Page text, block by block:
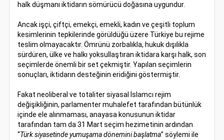
halk düşmanı iktidarın sömürücü doğasına uygundur.
Ancak işçi, çiftçi, emekçi, emekli, kadın ve çeşitli toplum
kesimlerinin tepkilerinde görüldüğü üzere Türkiye bu rejime
teslim olmayacaktır. Ömrünü zorbalıkla, hukuk dışılıkla
sürdüren, ülke ve halkı yoksullaştıran iktidara karşı halk, son
seçimlerde önemli bir set çekmiştir. Yapılan seçimlerin
sonuçları, iktidarın desteğinin eridiğini göstermiştir.
Fakat neoliberal ve totaliter siyasal İslamcı rejim
değişikliğinin, parlamenter muhalefet tarafından bütünlük
içinde ele alınmaması, anayasa konusunun iktidar
tarafından tam da 31 Mart seçim hezimetinin ardından
“Türk siyasetinde yumuşama dönemini başlatma” söylemi ile